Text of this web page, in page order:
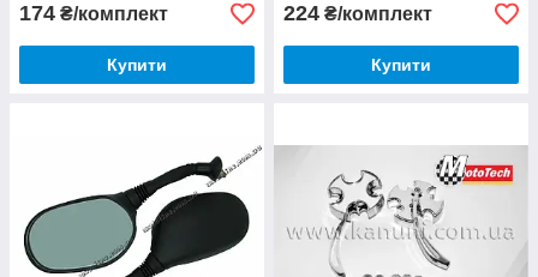
174 ₴/комплект
Купити
224 ₴/комплект
Купити